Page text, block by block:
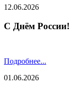
12.06.2026
С Днём России!
Подробнее...
01.06.2026